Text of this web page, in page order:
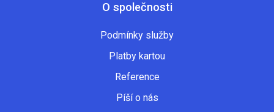
O společnosti
Podmínky služby
Platby kartou
Reference
Píší o nás